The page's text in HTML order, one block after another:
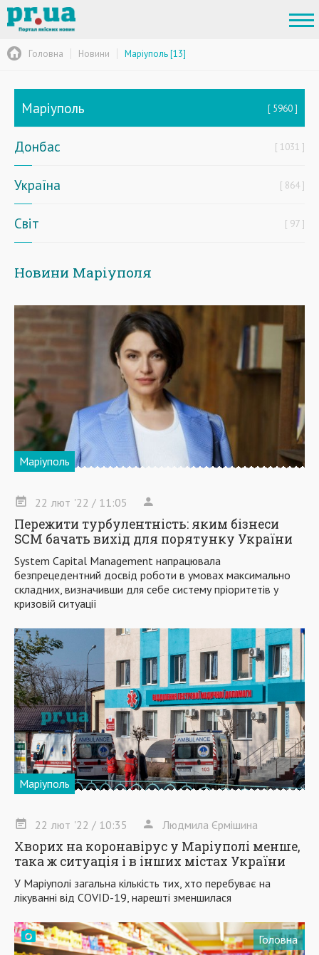
Головна Новини Маріуполь [13]
Маріуполь 5960
Донбас 1031
Україна 864
Світ 97
Новини Маріуполя
Маріуполь
22 лют '22 / 11:05
Пережити турбулентність: яким бізнеси
SCM бачать вихід для порятунку України
System Capital Management напрацювала
безпрецедентний досвід роботи в умовах максимально
складних, визначивши для себе систему пріоритетів у
кризовій ситуації
Маріуполь
22 лют '22 / 10:35 Людмила Єрмішина
Хворих на коронавірус у Маріуполі менше,
така ж ситуація і в інших містах України
У Маріуполі загальна кількість тих, хто перебуває на
лікуванні від COVID-19, нарешті зменшилася
Головна